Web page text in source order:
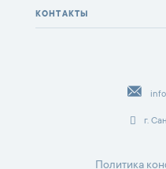
КОНТАКТЫ
г.
Политика